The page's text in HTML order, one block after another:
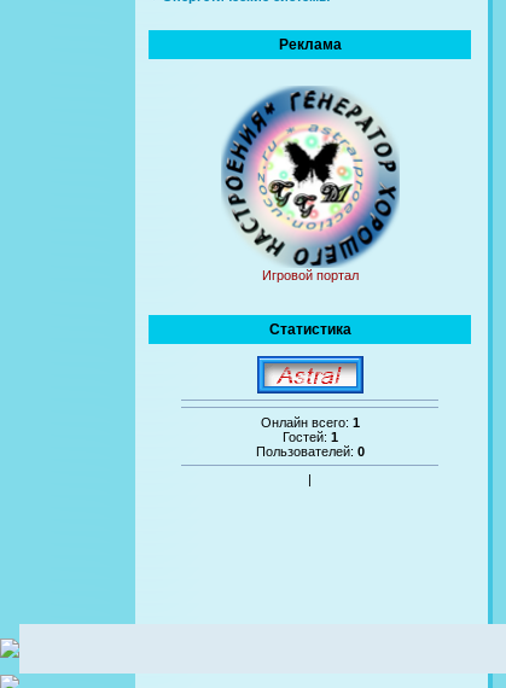
Реклама
Игровой портал
Статистика
Онлайн всего: 1
Гостей: 1
Пользователей: 0